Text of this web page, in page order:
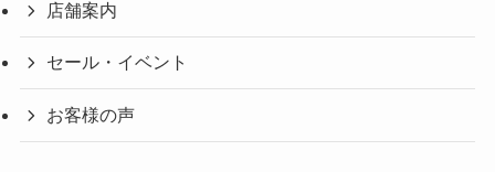
店舗案内
セール・イベント
お客様の声